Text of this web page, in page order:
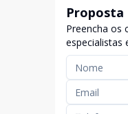
Proposta
Preencha os
especialistas